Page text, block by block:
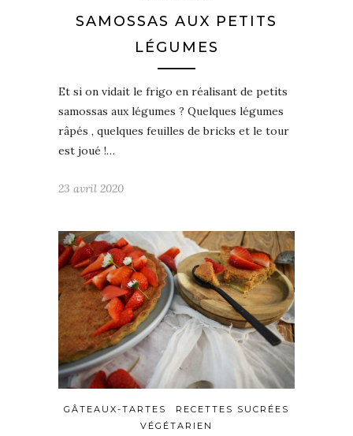
SAMOSSAS AUX PETITS
LÉGUMES
Et si on vidait le frigo en réalisant de petits
samossas aux légumes ? Quelques légumes
râpés , quelques feuilles de bricks et le tour
est joué !…
23 avril 2020
GÂTEAUX-TARTES
RECETTES SUCRÉES
VÉGÉTARIEN